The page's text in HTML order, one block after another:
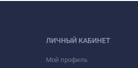
ЛИЧНЫЙ КАБИНЕТ
Мой профиль